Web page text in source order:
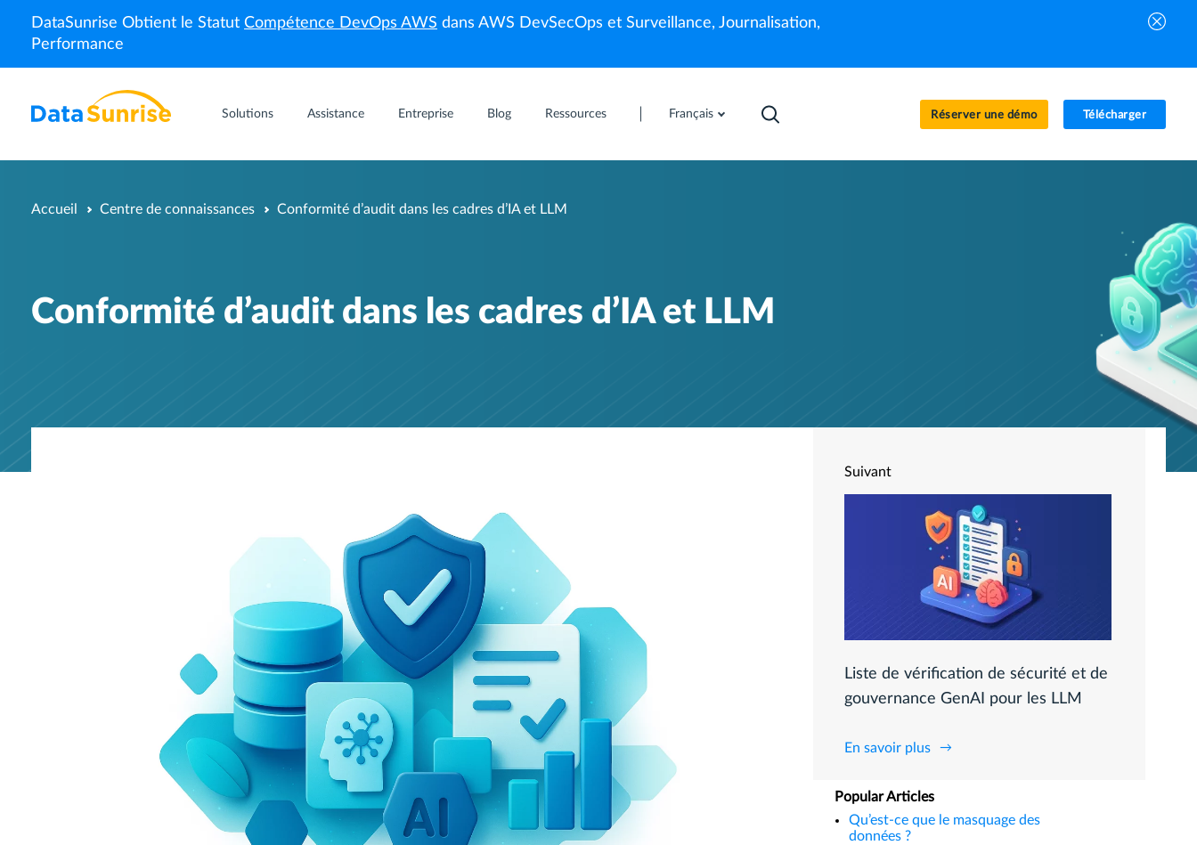
DataSunrise Obtient le Statut Compétence DevOps AWS dans AWS DevSecOps et Surveillance, Journalisation,
Performance
Solutions Assistance Entreprise Blog Ressources Français Réserver une démo Télécharger
Accueil Centre de connaissances Conformité d’audit dans les cadres d’IA et LLM
Conformité d’audit dans les cadres d’IA et LLM
Suivant
Liste de vérification de sécurité et de
gouvernance GenAI pour les LLM
En savoir plus
Popular Articles
Qu’est-ce que le masquage des
données ?